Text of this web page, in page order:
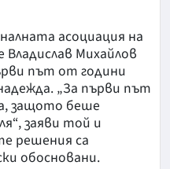
асоциация на
Михайлов
път от години
„За първи път
защото беше
заяви той и
решения са
обосновани.